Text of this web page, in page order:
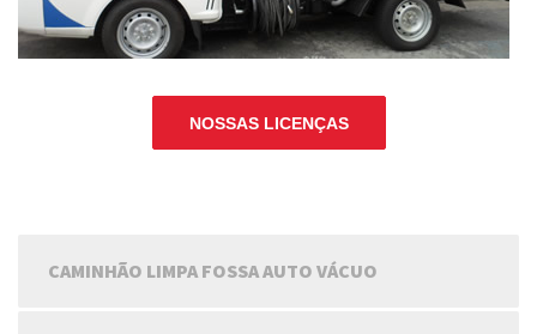
NOSSAS LICENÇAS
CAMINHÃO LIMPA FOSSA AUTO VÁCUO